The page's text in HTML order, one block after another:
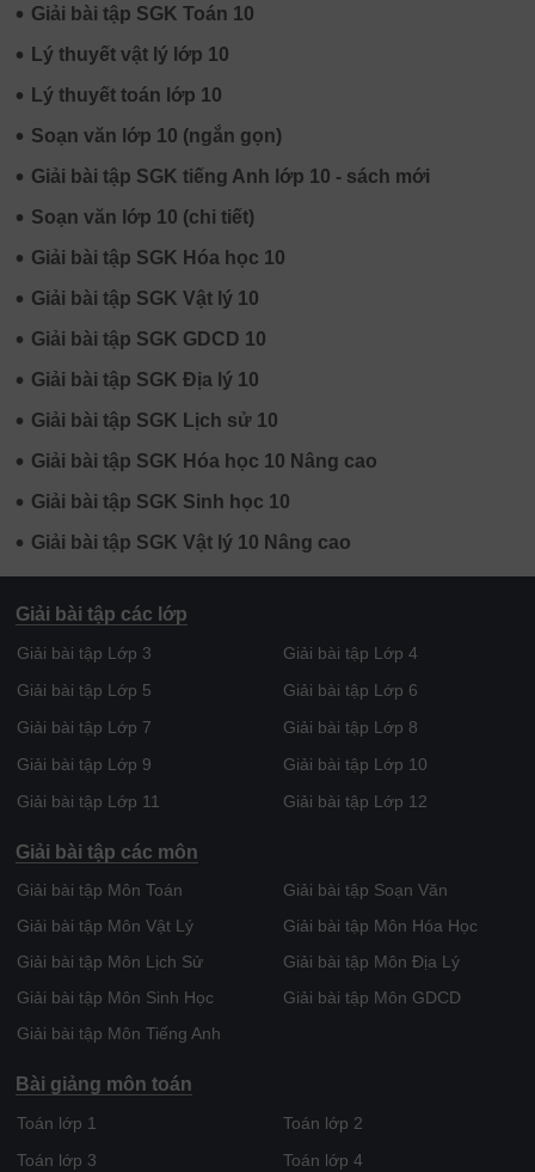
• Giải bài tập SGK Toán 10
• Lý thuyết vật lý lớp 10
• Lý thuyết toán lớp 10
• Soạn văn lớp 10 (ngắn gọn)
• Giải bài tập SGK tiếng Anh lớp 10 - sách mới
• Soạn văn lớp 10 (chi tiết)
• Giải bài tập SGK Hóa học 10
• Giải bài tập SGK Vật lý 10
• Giải bài tập SGK GDCD 10
• Giải bài tập SGK Địa lý 10
• Giải bài tập SGK Lịch sử 10
• Giải bài tập SGK Hóa học 10 Nâng cao
• Giải bài tập SGK Sinh học 10
• Giải bài tập SGK Vật lý 10 Nâng cao
Giải bài tập các lớp
Giải bài tập Lớp 3
Giải bài tập Lớp 4
Giải bài tập Lớp 5
Giải bài tập Lớp 6
Giải bài tập Lớp 7
Giải bài tập Lớp 8
Giải bài tập Lớp 9
Giải bài tập Lớp 10
Giải bài tập Lớp 11
Giải bài tập Lớp 12
Giải bài tập các môn
Giải bài tập Môn Toán
Giải bài tập Soạn Văn
Giải bài tập Môn Vật Lý
Giải bài tập Môn Hóa Học
Giải bài tập Môn Lịch Sử
Giải bài tập Môn Địa Lý
Giải bài tập Môn Sinh Học
Giải bài tập Môn GDCD
Giải bài tập Môn Tiếng Anh
Bài giảng môn toán
Toán lớp 1
Toán lớp 2
Toán lớp 3
Toán lớp 4